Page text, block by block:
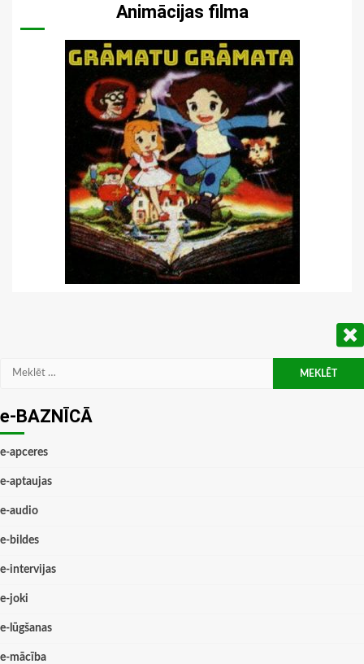
Animācijas filma
Meklēt:
e-BAZNĪCĀ
e-apceres
e-aptaujas
e-audio
e-bildes
e-intervijas
e-joki
e-lūgšanas
e-mācība